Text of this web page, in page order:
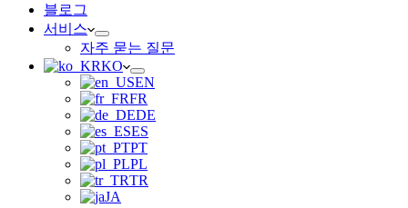
블로그
서비스
자주 묻는 질문
KO
EN
FR
DE
ES
PT
PL
TR
JA